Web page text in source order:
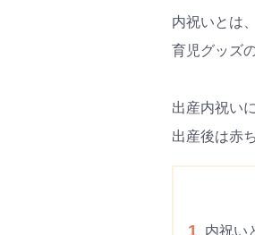
内祝いとは
育児グッズ
出産内祝い
出産後は赤
1 内祝い